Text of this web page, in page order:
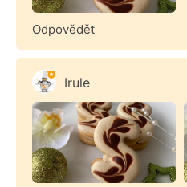
Odpovědět
Irule